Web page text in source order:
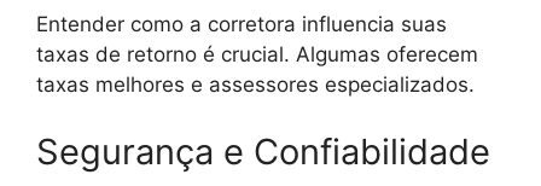
Entender como a corretora influencia suas
taxas de retorno é crucial. Algumas oferecem
taxas melhores e assessores especializados.
Segurança e Confiabilidade